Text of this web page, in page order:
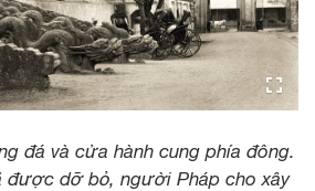
đá và cửa hành cung phía đông.
dỡ bỏ, người Pháp cho xây